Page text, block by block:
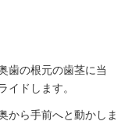
歯の根元の歯茎に当
ドします。
から手前へと動かしま